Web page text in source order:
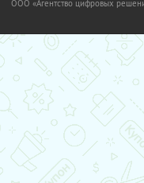
OOO «Агентство цифровых